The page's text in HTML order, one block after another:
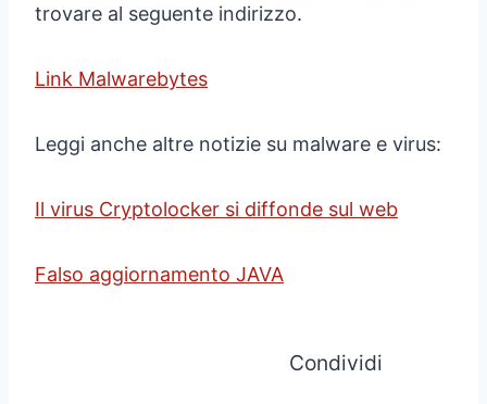
trovare al seguente indirizzo.
Link Malwarebytes
Leggi anche altre notizie su malware e virus:
Il virus Cryptolocker si diffonde sul web
Falso aggiornamento JAVA
Condividi